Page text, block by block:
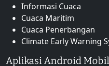
Informasi Cuaca
Cuaca Maritim
Cuaca Penerbangan
Climate Early Warning
Aplikasi Android